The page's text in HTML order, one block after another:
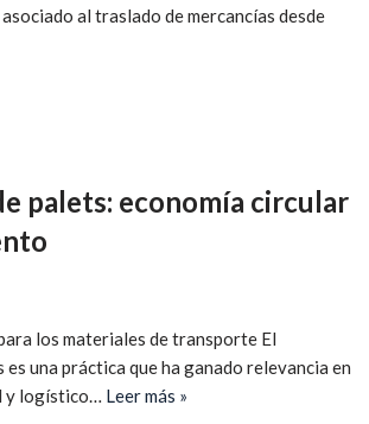
al traslado de mercancías desde
palets: economía circular
los materiales de transporte El
una práctica que ha ganado relevancia en
y logístico… Leer más »